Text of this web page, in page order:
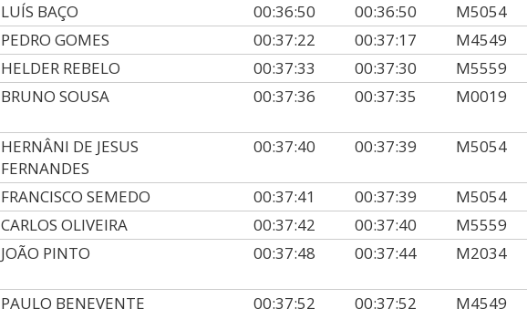
LUÍS BAÇO 00:36:50 00:36:50 M5054
PEDRO GOMES 00:37:22 00:37:17 M4549
HELDER REBELO 00:37:33 00:37:30 M5559
BRUNO SOUSA 00:37:36 00:37:35 M0019
HERNÂNI DE JESUS
FERNANDES
00:37:40 00:37:39 M5054
FRANCISCO SEMEDO 00:37:41 00:37:39 M5054
CARLOS OLIVEIRA 00:37:42 00:37:40 M5559
JOÃO PINTO 00:37:48 00:37:44 M2034
PAULO BENEVENTE 00:37:52 00:37:52 M4549